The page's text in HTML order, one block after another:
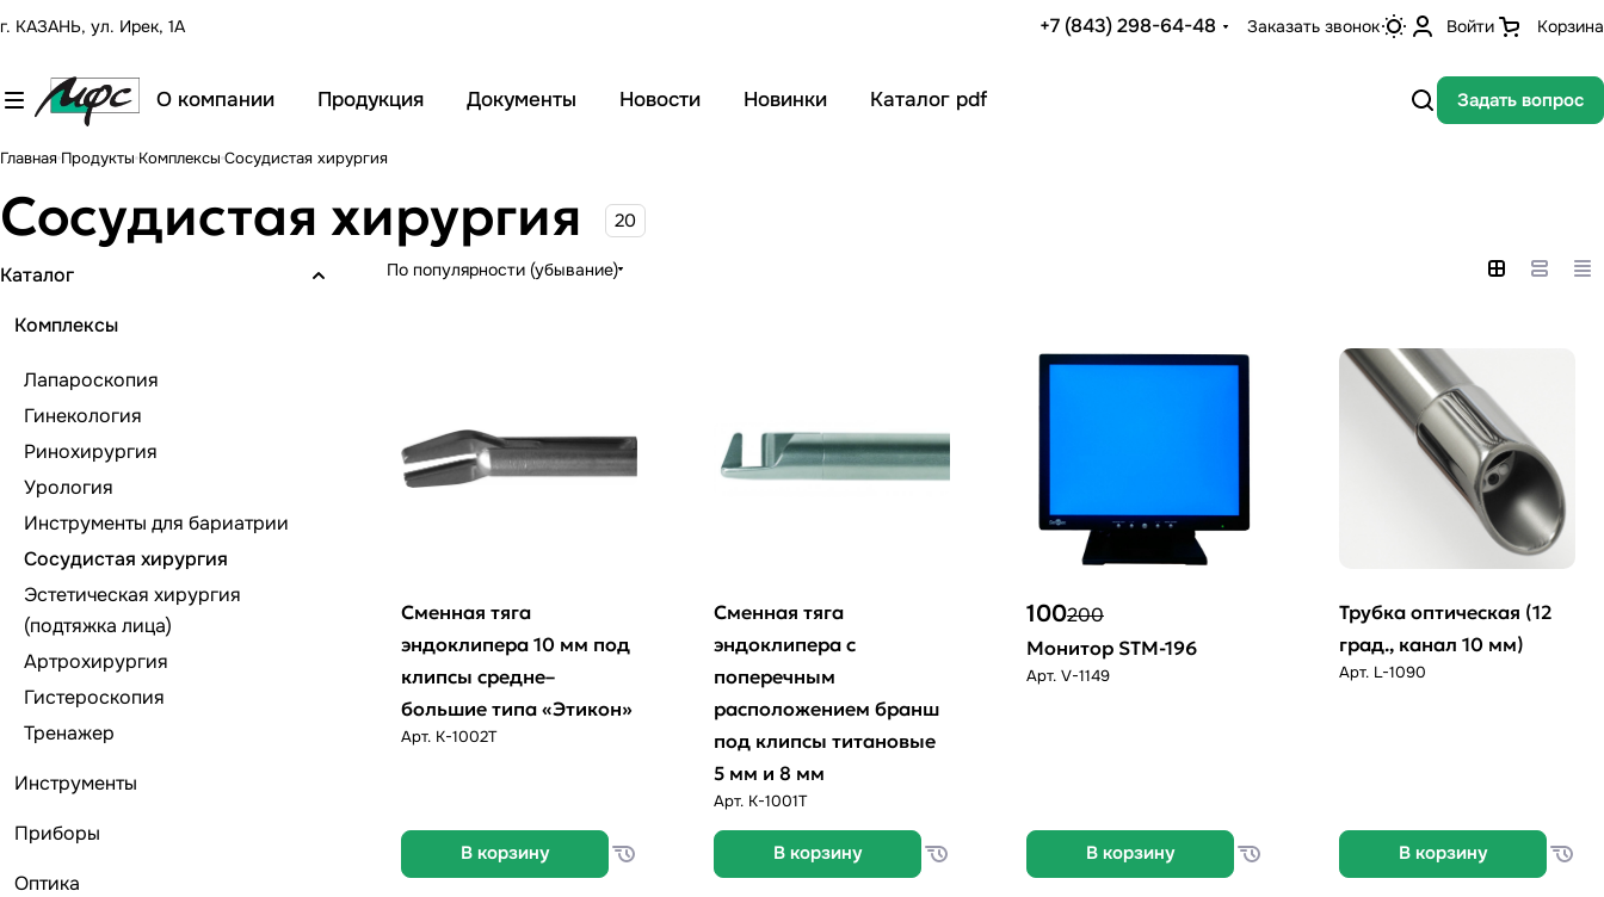
г. КАЗАНЬ, ул. Ирек, 1А +7 (843) 298-64-48 Заказать звонок Войти Корзина
О компании Продукция Документы Новости Новинки Каталог pdf Задать вопрос
Главная Продукты Комплексы Сосудистая хирургия
Сосудистая хирургия 20
По популярности (убывание)
Сменная тяга
эндоклипера 10 мм под
клипсы средне–
большие типа «Этикон»
Арт. K-1002T
В корзину
Сменная тяга
эндоклипера с
поперечным
расположением бранш
под клипсы титановые
5 мм и 8 мм
Арт. К-1001Т
В корзину
100200
Монитор SТМ-196
Арт. V-1149
В корзину
Трубка оптическая (12
град., канал 10 мм)
Арт. L-1090
В корзину
Каталог
Комплексы
Лапароскопия
Гинекология
Ринохирургия
Урология
Инструменты для бариатрии
Сосудистая хирургия
Эстетическая хирургия
(подтяжка лица)
Артрохирургия
Гистероскопия
Тренажер
Инструменты
Приборы
Оптика